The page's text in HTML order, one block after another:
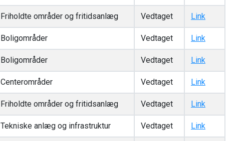
Friholdte områder og fritidsanlæg Vedtaget Link
Boligområder Vedtaget Link
Boligområder Vedtaget Link
Centerområder Vedtaget Link
Friholdte områder og fritidsanlæg Vedtaget Link
Tekniske anlæg og infrastruktur Vedtaget Link